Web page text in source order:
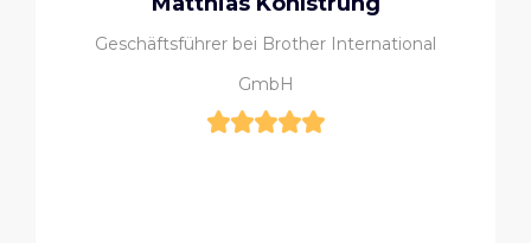
Geschäftsführer bei Brother International
GmbH
